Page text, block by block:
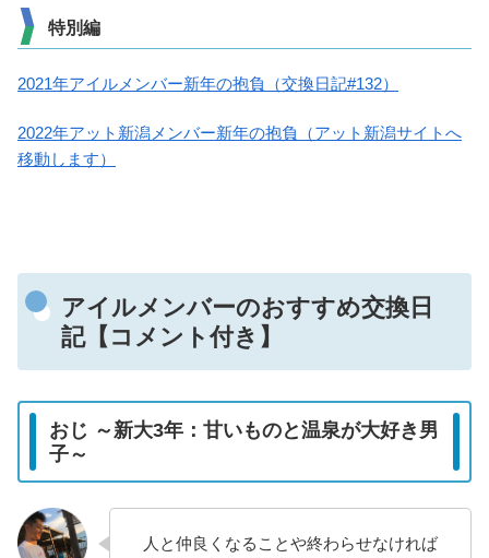
特別編
2021年アイルメンバー新年の抱負（交換日記#132）
2022年アット新潟メンバー新年の抱負（アット新潟サイトへ
移動します）
アイルメンバーのおすすめ交換日
記【コメント付き】
おじ ～新大3年：甘いものと温泉が大好き男
子～
人と仲良くなることや終わらせなければ